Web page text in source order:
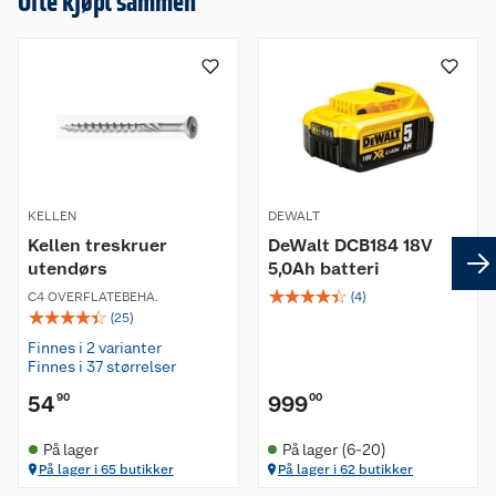
Torx-nøkkel
Styringsanlegg
KELLEN
Kellen treskruer
utendørs
C4 OVERFLATEBEHA.
☆☆☆☆☆ (25)
Finnes i 2 varianter
Finnes i 37 størrelser
5490
På lager
På lager i 65 butikker
DEWALT
DeWalt DCB184 18V
5,0Ah batteri
☆☆☆☆☆ (4)
99900
På lager (6-20)
På lager i 62 butikker